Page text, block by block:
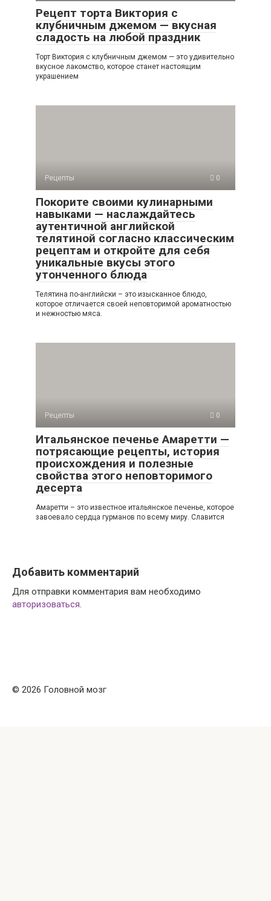
Рецепт торта Виктория с
клубничным джемом — вкусная
сладость на любой праздник
Торт Виктория с клубничным джемом — это удивительно
вкусное лакомство, которое станет настоящим
украшением
Рецепты 0
Покорите своими кулинарными
навыками — наслаждайтесь
аутентичной английской
телятиной согласно классическим
рецептам и откройте для себя
уникальные вкусы этого
утонченного блюда
Телятина по-английски – это изысканное блюдо,
которое отличается своей неповторимой ароматностью
и нежностью мяса.
Рецепты 0
Итальянское печенье Амаретти —
потрясающие рецепты, история
происхождения и полезные
свойства этого неповторимого
десерта
Амаретти – это известное итальянское печенье, которое
завоевало сердца гурманов по всему миру. Славится
Добавить комментарий
Для отправки комментария вам необходимо
авторизоваться.
© 2026 Головной мозг